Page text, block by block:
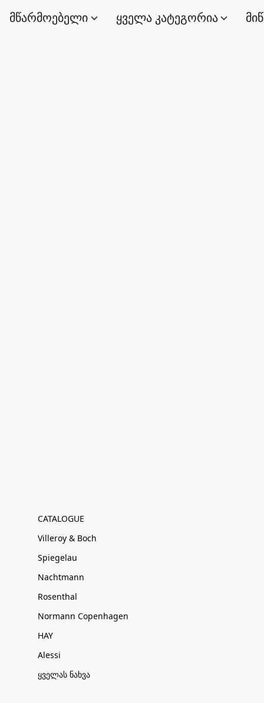
მწარმოებელი ყველა კატეგორია
CATALOGUE
Villeroy & Boch
Spiegelau
Nachtmann
Rosenthal
Normann Copenhagen
HAY
Alessi
ყველას ნახვა